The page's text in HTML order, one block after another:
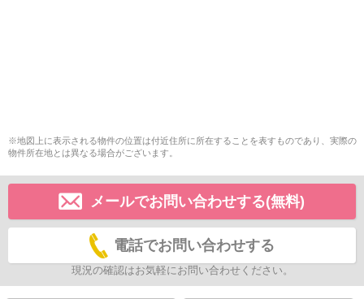
※地図上に表示される物件の位置は付近住所に所在することを表すものであり、実際の
物件所在地とは異なる場合がございます。
メールでお問い合わせする(無料)
電話でお問い合わせする
現況の確認はお気軽にお問い合わせください。